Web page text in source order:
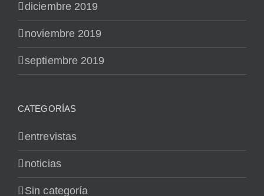
diciembre 2019
noviembre 2019
septiembre 2019
CATEGORÍAS
entrevistas
noticias
Sin categoría